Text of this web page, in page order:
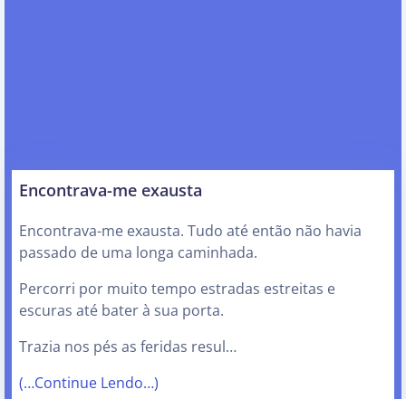
Encontrava-me exausta
Encontrava-me exausta. Tudo até então não havia
passado de uma longa caminhada.
Percorri por muito tempo estradas estreitas e
escuras até bater à sua porta.
Trazia nos pés as feridas resul…
(…Continue Lendo…)